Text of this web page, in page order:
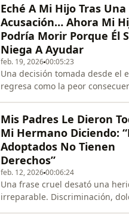
#MomentosCríticos
Eché A Mi Hijo Tras Una
Acusación… Ahora Mi
Podría Morir Porque Él
Niega A Ayudar
feb. 19, 202600:05:23
Una decisión tomada desde el
regresa como la peor
#RedditEnEspañol
Mis Padres Le Dieron
Mi Hermano Diciendo:
Adoptados No Tienen
Derechos”
feb. 12, 202600:06:24
Una frase cruel desató una
irreparable. Discriminación,